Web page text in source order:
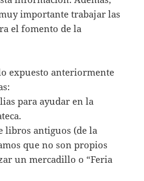
importante trabajar las
el fomento de la
expuesto anteriormente
para ayudar en la
libros antiguos (de la
que no son propios
un mercadillo o “Feria